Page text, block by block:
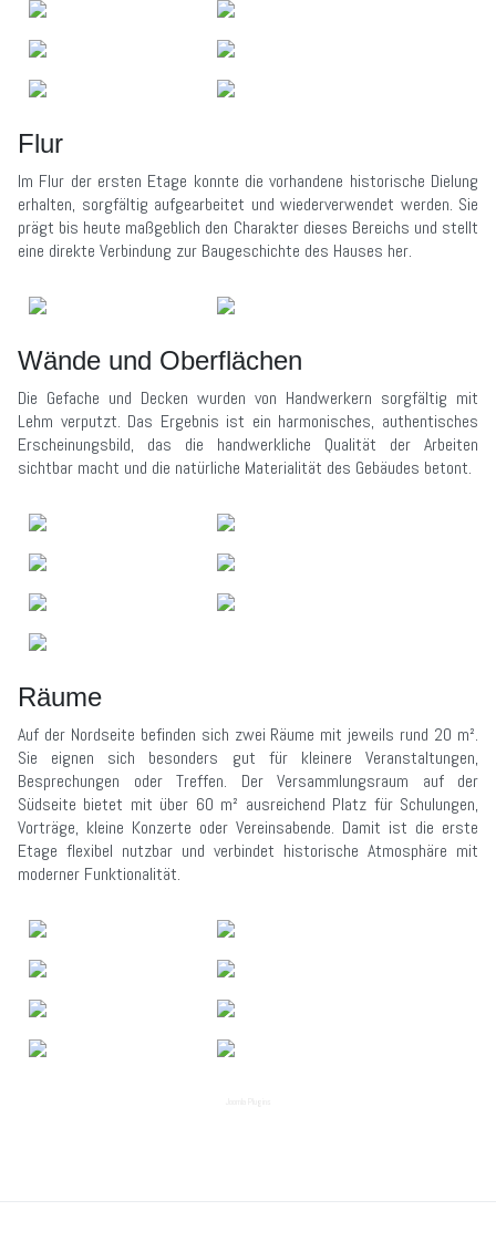
Flur
Im Flur der ersten Etage konnte die vorhandene historische Dielung
erhalten, sorgfältig aufgearbeitet und wiederverwendet werden. Sie
prägt bis heute maßgeblich den Charakter dieses Bereichs und stellt
eine direkte Verbindung zur Baugeschichte des Hauses her.
Wände und Oberflächen
Die Gefache und Decken wurden von Handwerkern sorgfältig mit
Lehm verputzt. Das Ergebnis ist ein harmonisches, authentisches
Erscheinungsbild, das die handwerkliche Qualität der Arbeiten
sichtbar macht und die natürliche Materialität des Gebäudes betont.
Räume
Auf der Nordseite befinden sich zwei Räume mit jeweils rund 20 m².
Sie eignen sich besonders gut für kleinere Veranstaltungen,
Besprechungen oder Treffen. Der Versammlungsraum auf der
Südseite bietet mit über 60 m² ausreichend Platz für Schulungen,
Vorträge, kleine Konzerte oder Vereinsabende. Damit ist die erste
Etage flexibel nutzbar und verbindet historische Atmosphäre mit
moderner Funktionalität.
Joomla Plugins